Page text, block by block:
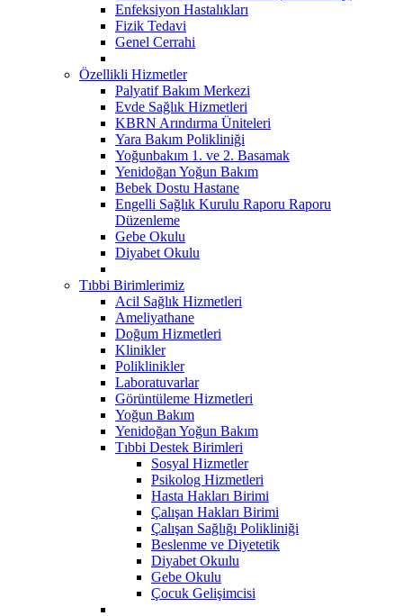
Enfeksiyon Hastalıkları
Fizik Tedavi
Genel Cerrahi
Özellikli Hizmetler
Palyatif Bakım Merkezi
Evde Sağlık Hizmetleri
KBRN Arındırma Üniteleri
Yara Bakım Polikliniği
Yoğunbakım 1. ve 2. Basamak
Yenidoğan Yoğun Bakım
Bebek Dostu Hastane
Engelli Sağlık Kurulu Raporu Raporu
Düzenleme
Gebe Okulu
Diyabet Okulu
Tıbbi Birimlerimiz
Acil Sağlık Hizmetleri
Ameliyathane
Doğum Hizmetleri
Klinikler
Poliklinikler
Laboratuvarlar
Görüntüleme Hizmetleri
Yoğun Bakım
Yenidoğan Yoğun Bakım
Tıbbi Destek Birimleri
Sosyal Hizmetler
Psikolog Hizmetleri
Hasta Hakları Birimi
Çalışan Hakları Birimi
Çalışan Sağlığı Polikliniği
Beslenme ve Diyetetik
Diyabet Okuılu
Gebe Okulu
Çocuk Gelişimcisi